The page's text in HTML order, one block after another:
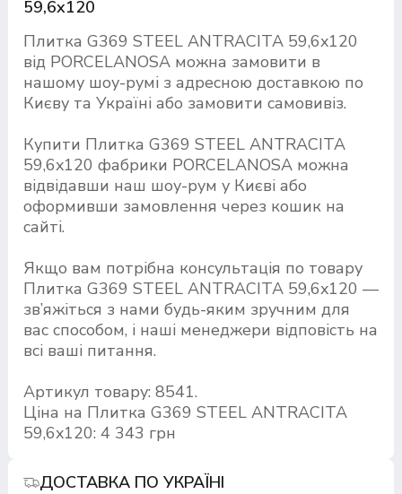
59,6x120
Плитка G369 STEEL ANTRACITA 59,6x120
від PORCELANOSA можна замовити в
нашому шоу-румі з адресною доставкою по
Києву та Україні або замовити самовивіз.
Купити Плитка G369 STEEL ANTRACITA
59,6x120 фабрики PORCELANOSA можна
відвідавши наш шоу-рум у Києві або
оформивши замовлення через кошик на
сайті.
Якщо вам потрібна консультація по товару
Плитка G369 STEEL ANTRACITA 59,6x120 —
зв’яжіться з нами будь-яким зручним для
вас способом, і наші менеджери відповість на
всі ваші питання.
Артикул товару: 8541.
Ціна на Плитка G369 STEEL ANTRACITA
59,6x120: 4 343 грн
ДОСТАВКА ПО УКРАЇНІ